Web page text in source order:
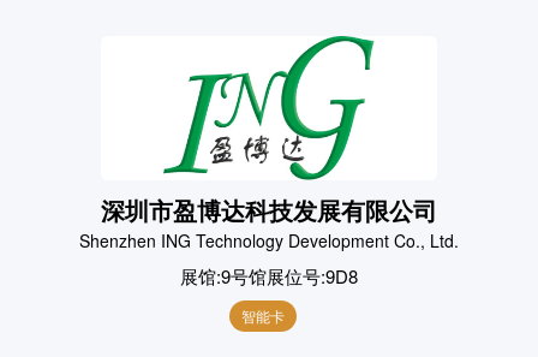
深圳市盈博达科技发展有限公司
Shenzhen ING Technology Development Co., Ltd.
展馆:9号馆展位号:9D8
智能卡